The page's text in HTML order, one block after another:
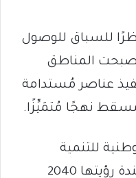
للسباق للوصول
المناطق
عناصر مُستدامة
نهجًا مُتمَيِّزًا.
للتنمية
العمرانية لسلطنة عُمان وأجندة رؤيتها 2040